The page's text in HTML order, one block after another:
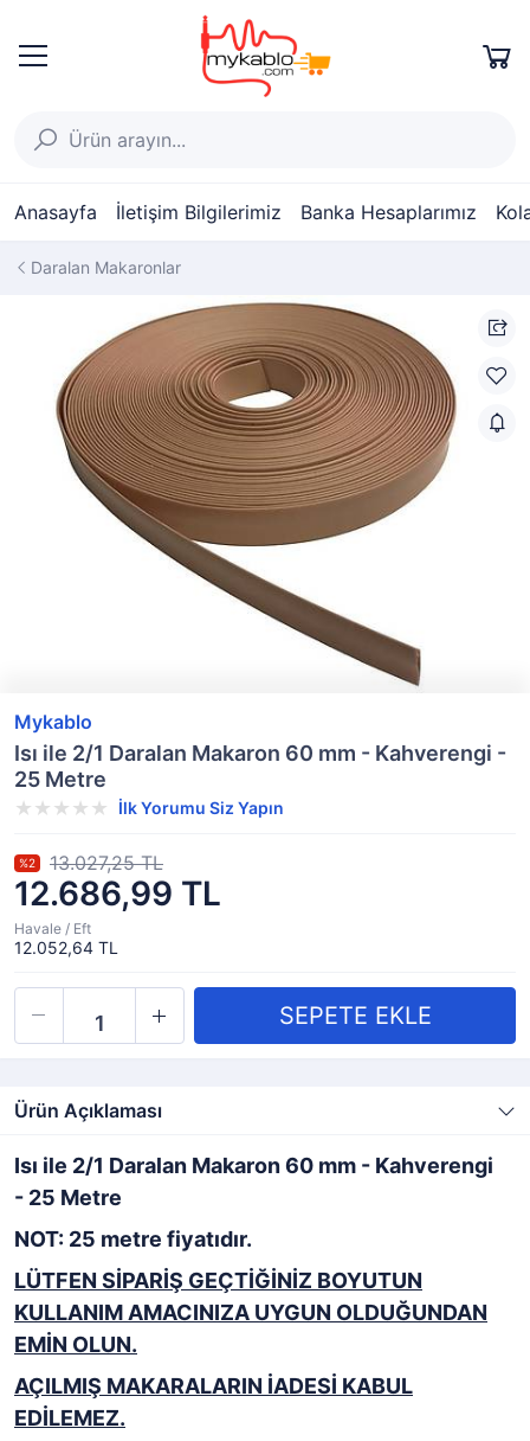
Anasayfa İletişim Bilgilerimiz Banka Hesaplarımız
Daralan Makaronlar
Mykablo
Isı ile 2/1 Daralan Makaron 60 mm - Kahverengi -
25 Metre
İlk Yorumu Siz Yapın
12.686,99 TL
%2 13.027,25 TL
Havale / Eft
12.052,64 TL
Ürün Açıklaması
Isı ile 2/1 Daralan Makaron 60 mm - Kahverengi
- 25 Metre
NOT: 25 metre fiyatıdır.
LÜTFEN SİPARİŞ GEÇTİĞİNİZ BOYUTUN
KULLANIM AMACINIZA UYGUN OLDUĞUNDAN
EMİN OLUN.
AÇILMIŞ MAKARALARIN İADESİ KABUL
EDİLEMEZ.